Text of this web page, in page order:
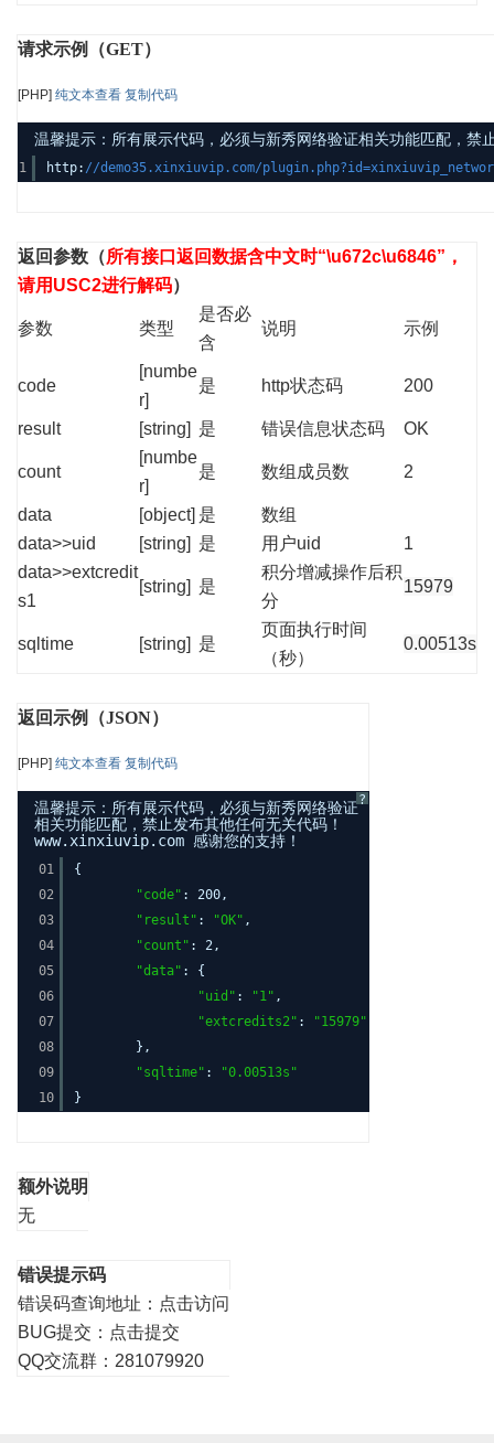
请求示例（GET）
[PHP] 纯文本查看 复制代码
温馨提示：所有展示代码，必须与新秀网络验证相关功能匹配，
1 http: //demo35.xinxiuvip.com/
返回参数 （所有接口返回数据含中文时“\u672c\u6846”，
请用USC2进行解码）
参数 类型
是否必
含
说明 示例
code
[numbe
r]
是 http状态码 200
result [string] 是 错误信息状态码 OK
count
[numbe
r]
是 数组成员数 2
data [object] 是
数组
data>>uid
[string] 是 用户uid
1
data>>extcredit
s1
[string] 是
积分增减操作后积
分
15979
sqltime [string] 是
页面执行时间
（秒）
0.00513s
返回示例（JSON）
[PHP] 纯文本查看 复制代码
?
温馨提示：所有展示代码，必须与新秀网络验证
相关功能匹配，禁止发布其他任何无关代码！
www.xinxiuvip.com 感谢您的支持！
01
02
03
04
05
06
07
08
09
10
{
"code" : 200,
"result" : "OK" ,
"count" : 2,
"data" : {
"uid" : "1" ,
"extcredits2" :
"15979"
},
"sqltime" :
"0.00513s"
}
额外说明
无
错误提示码
错误码查询地址： 点击访问
BUG提交： 点击提交
QQ交流群：281079920